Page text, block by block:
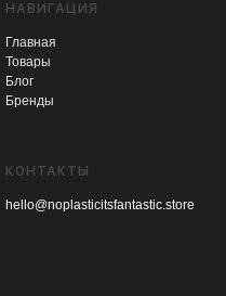
НАВИГАЦИЯ
Главная
Товары
Блог
Бренды
КОНТАКТЫ
hello@noplasticitsfantastic.store